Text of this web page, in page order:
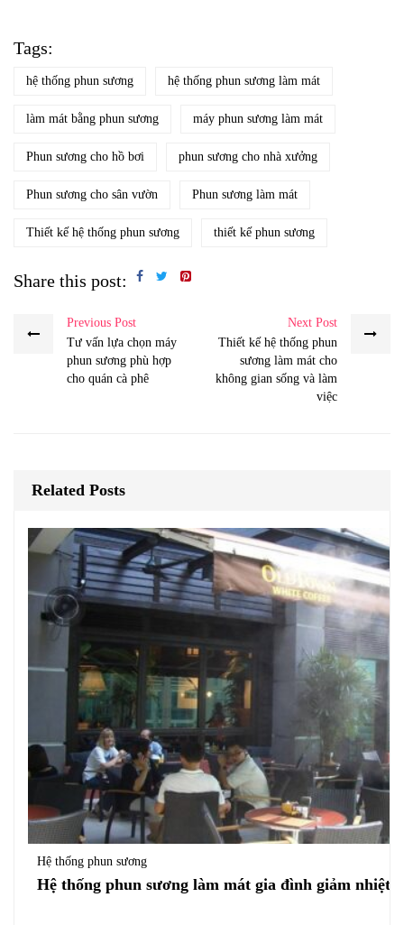
Tags:
hệ thống phun sương hệ thống phun sương làm mát
làm mát bằng phun sương máy phun sương làm mát
Phun sương cho hồ bơi phun sương cho nhà xưởng
Phun sương cho sân vườn Phun sương làm mát
Thiết kế hệ thống phun sương thiết kế phun sương
Share this post:
Previous Post
Tư vấn lựa chọn máy
phun sương phù hợp
cho quán cà phê
Next Post
Thiết kế hệ thống phun
sương làm mát cho
không gian sống và làm
việc
Related Posts
Hệ thống phun sương
Hệ thống phun sương làm mát gia đình giảm nhiệt